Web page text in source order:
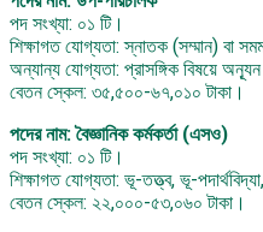
পদ সংখ্যা: ০১ টি।
শিক্ষাগত যোগ্যতা: স্নাতক (সম্মান) বা
অন্যান্য যোগ্যতা: প্রাসঙ্গিক বিষয়ে
বেতন স্কেল: ৩৫,৫০০-৬৭,০১০ টাকা।
পদের নাম: বৈজ্ঞানিক কর্মকর্তা (এসও)
পদ সংখ্যা: ০১ টি।
শিক্ষাগত যোগ্যতা: ভূ-তত্ত্ব, ভূ-
বেতন স্কেল: ২২,০০০-৫৩,০৬০ টাকা।